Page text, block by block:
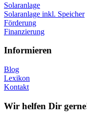
Solaranlage
Solaranlage inkl. Speicher
Förderung
Finanzierung
Informieren
Blog
Lexikon
Kontakt
Wir helfen Dir